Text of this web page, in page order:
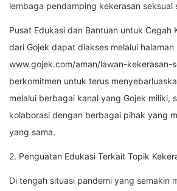
lembaga pendamping kekerasan seksual
Pusat Edukasi dan Bantuan untuk Cegah
dari Gojek dapat diakses melalui halaman
www.gojek.com/aman/lawan-kekerasan-
berkomitmen untuk terus
melalui berbagai kanal yang Gojek miliki,
kolaborasi dengan berbagai pihak yang
yang sama.
2. Penguatan Edukasi Terkait Topik
Di tengah situasi pandemi yang semakin